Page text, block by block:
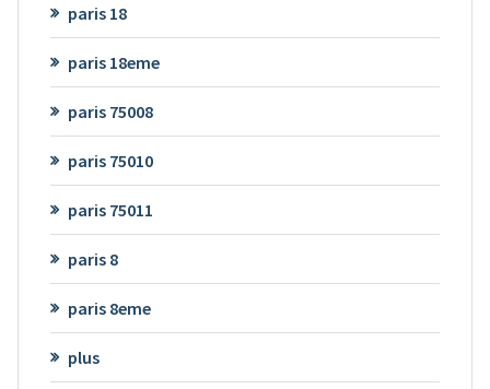
paris 18
paris 18eme
paris 75008
paris 75010
paris 75011
paris 8
paris 8eme
plus